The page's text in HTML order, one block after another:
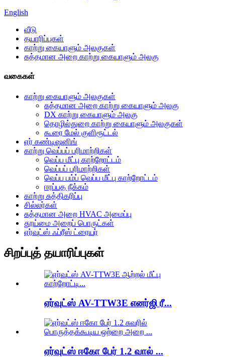
English
வீடு
தயாரிப்புகள்
காற்று கையாளும் அலகுகள்
சுத்தமான அறை காற்று கையாளும் அலகு
வகைகள்
காற்று கையாளும் அலகுகள்
சுத்தமான அறை காற்று கையாளும் அலகு
DX காற்று கையாளும் அலகு
தொழில்துறை காற்று கையாளும் அலகுகள்
கூரை மேல் குளிரூட்டல்
ஏர் கண்டிஷனிங்
காற்று வெப்பப் பரிமாற்றிகள்
வெப்ப மீட்பு காற்றோட்டம்
வெப்பப் பரிமாற்றிகள்
வெப்ப பம்ப் வெப்ப மீட்பு காற்றோட்டம்
ஈரப்பத நீக்கம்
காற்று சுத்திகரிப்பு
சில்லர்கள்
சுத்தமான அறை HVAC அமைப்பு
தூய்மை அறைப் பொருட்கள்
ஏர்வுட்ஸ் ஃப்ரீஸ் ட்ரையர்
சிறப்புத் தயாரிப்புகள்
ஏர்வுட்ஸ் AV-TTW3E எனர்ஜி ரீ...
ஏர்வுட்ஸ் ஈகோ பேர் 1.2 வால் ...